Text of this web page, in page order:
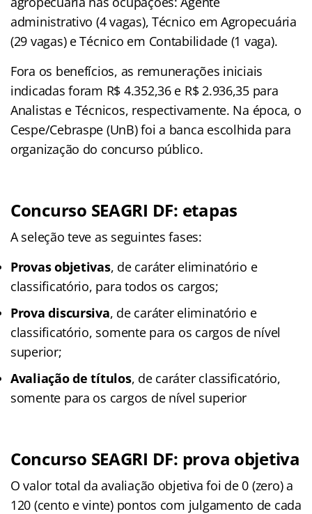
administrativo (4 vagas), Técnico em Agropecuária
(29 vagas) e Técnico em Contabilidade (1 vaga).
Fora os benefícios, as remunerações iniciais
indicadas foram R$ 4.352,36 e R$ 2.936,35 para
Analistas e Técnicos, respectivamente. Na época, o
Cespe/Cebraspe (UnB) foi a banca escolhida para
organização do concurso público.
Concurso SEAGRI DF: etapas
A seleção teve as seguintes fases:
Provas objetivas, de caráter eliminatório e
classificatório, para todos os cargos;
Prova discursiva, de caráter eliminatório e
classificatório, somente para os cargos de nível
superior;
Avaliação de títulos, de caráter classificatório,
somente para os cargos de nível superior
Concurso SEAGRI DF: prova objetiva
O valor total da avaliação objetiva foi de 0 (zero) a
120 (cento e vinte) pontos com julgamento de cada